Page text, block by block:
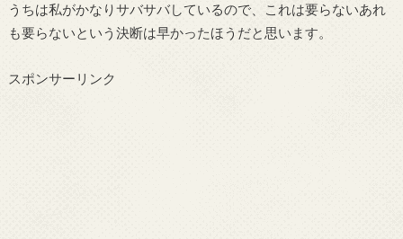
うちは私がかなりサバサバしているので、これは要らないあれ
も要らないという決断は早かったほうだと思います。
スポンサーリンク